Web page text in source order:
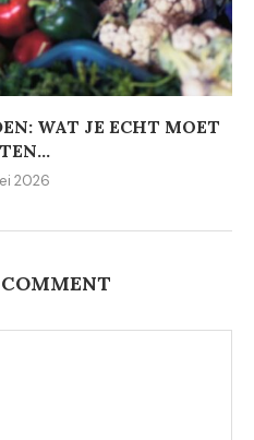
WAT JE ECHT MOET
2026